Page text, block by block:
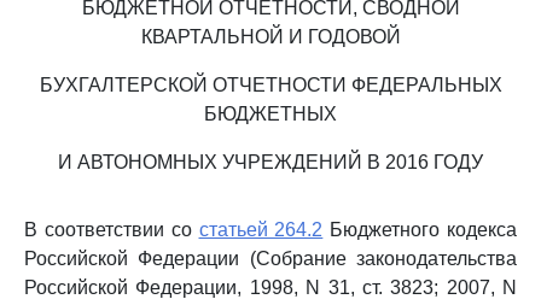
БЮДЖЕТНОЙ ОТЧЕТНОСТИ, СВОДНОЙ
КВАРТАЛЬНОЙ И ГОДОВОЙ
БУХГАЛТЕРСКОЙ ОТЧЕТНОСТИ ФЕДЕРАЛЬНЫХ
БЮДЖЕТНЫХ
И АВТОНОМНЫХ УЧРЕЖДЕНИЙ В 2016 ГОДУ
В соответствии со статьей 264.2 Бюджетного кодекса
Российской Федерации (Собрание законодательства
Российской Федерации, 1998, N 31, ст. 3823; 2007, N